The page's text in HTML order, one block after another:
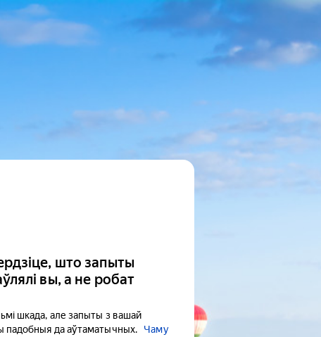
што запыты
вы, а не робат
шкада, але запыты з вашай
падобныя да аўтаматычных.
Чаму